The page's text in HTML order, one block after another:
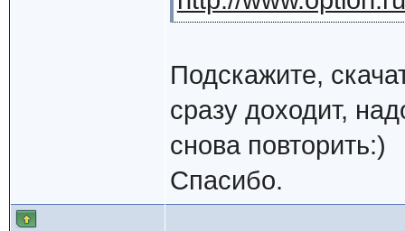
Подскажите,
сразу доходит,
снова повторить:)
Спасибо.